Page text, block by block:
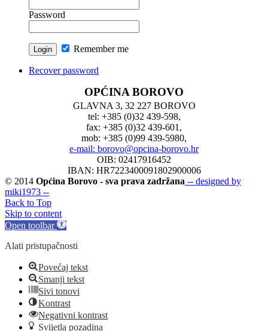
Password
Remember me
Recover password
OPĆINA BOROVO
GLAVNA 3, 32 227 BOROVO
tel: +385 (0)32 439-598,
fax: +385 (0)32 439-601,
mob: +385 (0)99 439-5980,
e-mail: borovo@opcina-borovo.hr
OIB: 02417916452
IBAN: HR7223400091802900006
© 2014 Općina Borovo - sva prava zadržana -- designed by
miki1973 --
Back to Top
Skip to content
Open toolbar
Alati pristupačnosti
Povećaj tekst
Smanji tekst
Sivi tonovi
Kontrast
Negativni kontrast
Svijetla pozadina